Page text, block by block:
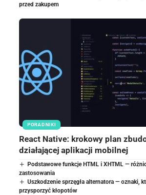
przed zakupem
PORADNIKI
React Native: krokowy plan
działającej aplikacji mobilnej
Podstawowe funkcje HTML i XHTML —
zastosowania
Uszkodzenie sprzęgła alternatora — oznaki,
przysporzyć kłopotów